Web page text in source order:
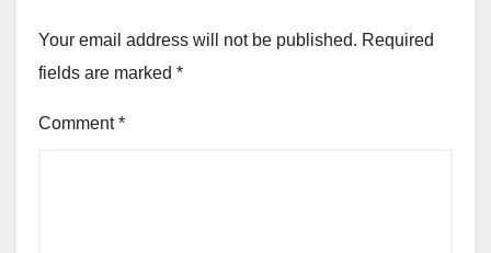
Your email address will not be published. Required
fields are marked *
Comment*